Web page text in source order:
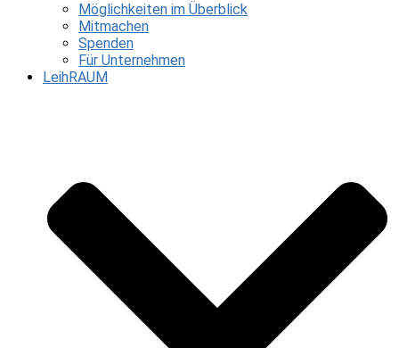
Möglichkeiten im Überblick
Mitmachen
Spenden
Für Unternehmen
LeihRAUM